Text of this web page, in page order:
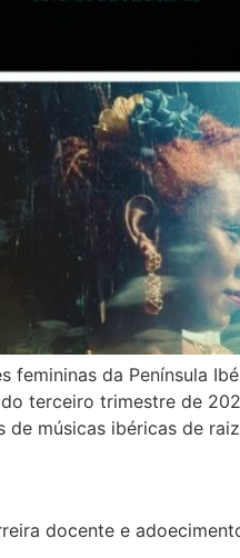
femininas da Península
terceiro trimestre de
de músicas ibéricas de
docente e